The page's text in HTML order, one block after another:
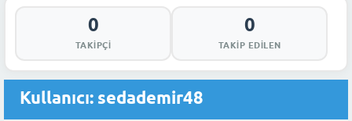
0
TAKIPÇI
0
TAKIP EDILEN
Kullanıcı: sedademir48